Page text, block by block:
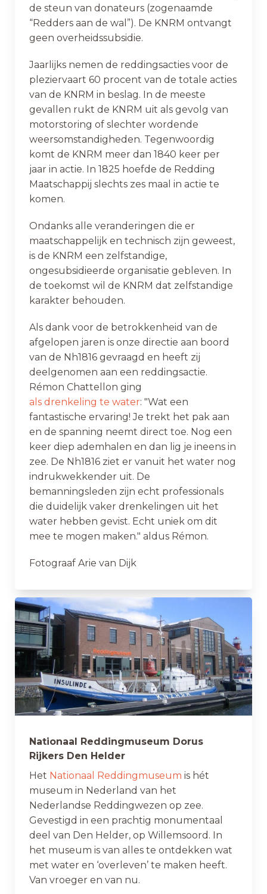
de steun van donateurs (zogenaamde
“Redders aan de wal”). De KNRM ontvangt
geen overheidssubsidie.
Jaarlijks nemen de reddingsacties voor de
pleziervaart 60 procent van de totale acties
van de KNRM in beslag. In de meeste
gevallen rukt de KNRM uit als gevolg van
motorstoring of slechter wordende
weersomstandigheden. Tegenwoordig
komt de KNRM meer dan 1840 keer per
jaar in actie. In 1825 hoefde de Redding
Maatschappij slechts zes maal in actie te
komen.
Ondanks alle veranderingen die er
maatschappelijk en technisch zijn geweest,
is de KNRM een zelfstandige,
ongesubsidieerde organisatie gebleven. In
de toekomst wil de KNRM dat zelfstandige
karakter behouden.
Als dank voor de betrokkenheid van de
afgelopen jaren is onze directie aan boord
van de Nh1816 gevraagd en heeft zij
deelgenomen aan een reddingsactie.
Rémon Chattellon ging
als drenkeling te water: "Wat een
fantastische ervaring! Je trekt het pak aan
en de spanning neemt direct toe. Nog een
keer diep ademhalen en dan lig je ineens in
zee. De Nh1816 ziet er vanuit het water nog
indrukwekkender uit. De
bemanningsleden zijn echt professionals
die duidelijk vaker drenkelingen uit het
water hebben gevist. Echt uniek om dit
mee te mogen maken." aldus Rémon.
Fotograaf Arie van Dijk
Nationaal Reddingmuseum Dorus
Rijkers Den Helder
Het Nationaal Reddingmuseum is hét
museum in Nederland van het
Nederlandse Reddingwezen op zee.
Gevestigd in een prachtig monumentaal
deel van Den Helder, op Willemsoord. In
het museum is van alles te ontdekken wat
met water en ‘overleven’ te maken heeft.
Van vroeger en van nu.